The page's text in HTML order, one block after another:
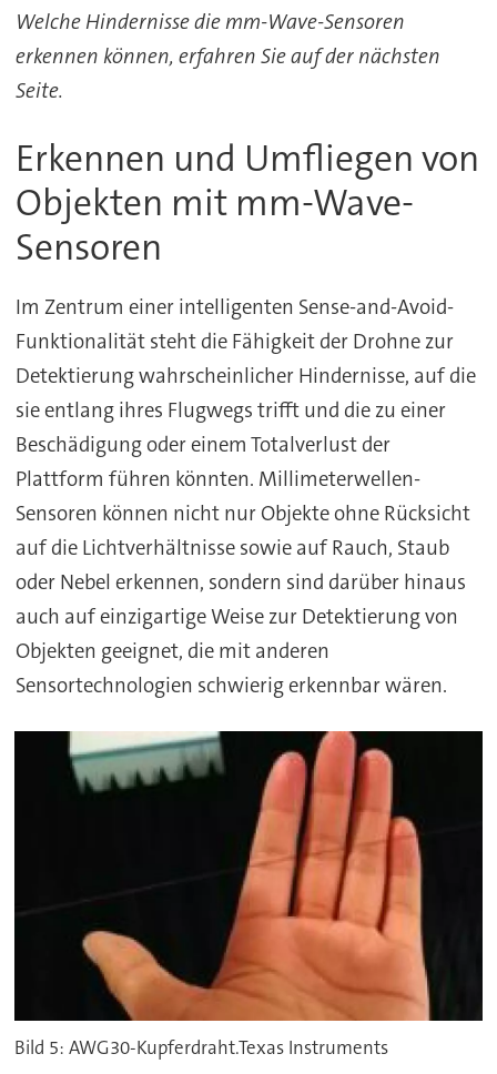
Welche Hindernisse die mm-Wave-Sensoren
erkennen können, erfahren Sie auf der nächsten
Seite.
Erkennen und Umfliegen von
Objekten mit mm-Wave-
Sensoren
Im Zentrum einer intelligenten Sense-and-Avoid-
Funktionalität steht die Fähigkeit der Drohne zur
Detektierung wahrscheinlicher Hindernisse, auf die
sie entlang ihres Flugwegs trifft und die zu einer
Beschädigung oder einem Totalverlust der
Plattform führen könnten. Millimeterwellen-
Sensoren können nicht nur Objekte ohne Rücksicht
auf die Lichtverhältnisse sowie auf Rauch, Staub
oder Nebel erkennen, sondern sind darüber hinaus
auch auf einzigartige Weise zur Detektierung von
Objekten geeignet, die mit anderen
Sensortechnologien schwierig erkennbar wären.
Bild 5: AWG30-Kupferdraht.Texas Instruments